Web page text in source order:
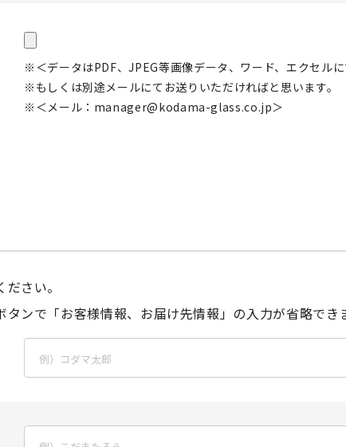
＜データはPDF、JPEG等画像データ、ワード、エクセル
もしくは別途メールにてお送りいただければと思います。
＜メール： manager@kodama-glass.co.jp＞
さい。
ンで「お客様情報、お届け先情報」の入力が省略でき